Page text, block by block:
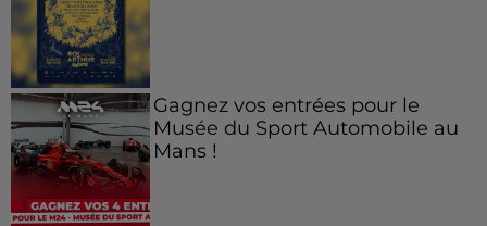
Gagnez vos entrées pour le
Musée du Sport Automobile au
Mans !